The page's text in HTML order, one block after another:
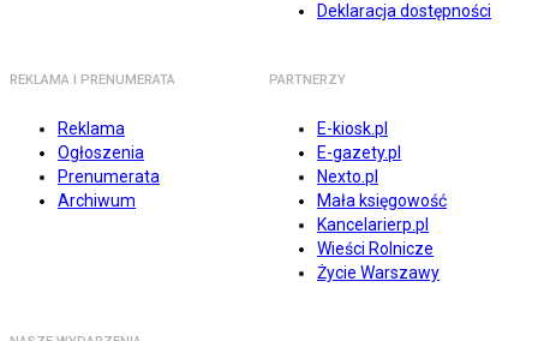
Deklaracja dostępności
REKLAMA I PRENUMERATA
Reklama
Ogłoszenia
Prenumerata
Archiwum
PARTNERZY
E-kiosk.pl
E-gazety.pl
Nexto.pl
Mała księgowość
Kancelarierp.pl
Wieści Rolnicze
Życie Warszawy